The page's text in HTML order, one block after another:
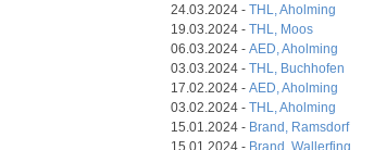
24.03.2024 - THL, Aholming
19.03.2024 - THL, Moos
06.03.2024 - AED, Aholming
03.03.2024 - THL, Buchhofen
17.02.2024 - AED, Aholming
03.02.2024 - THL, Aholming
15.01.2024 - Brand, Ramsdorf
15.01.2024 - Brand, Wallerfing